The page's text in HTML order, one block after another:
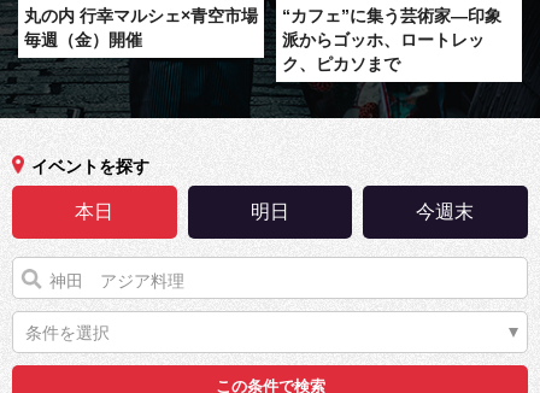
丸の内 行幸マルシェ×青空市場
毎週（金）開催
“カフェ”に集う芸術家―印象
派からゴッホ、ロートレッ
ク、ピカソまで
イベントを探す
本日 明日 今週末
条件を選択